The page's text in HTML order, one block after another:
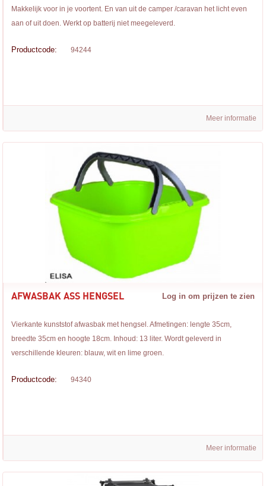
Makkelijk voor in je voortent. En van uit de camper /caravan het licht even
aan of uit doen. Werkt op batterij niet meegeleverd.
Productcode: 94244
Meer informatie
AFWASBAK ASS HENGSEL Log in om prijzen te zien
Vierkante kunststof afwasbak met hengsel. Afmetingen: lengte 35cm,
breedte 35cm en hoogte 18cm. Inhoud: 13 liter. Wordt geleverd in
verschillende kleuren: blauw, wit en lime groen.
Productcode: 94340
Meer informatie